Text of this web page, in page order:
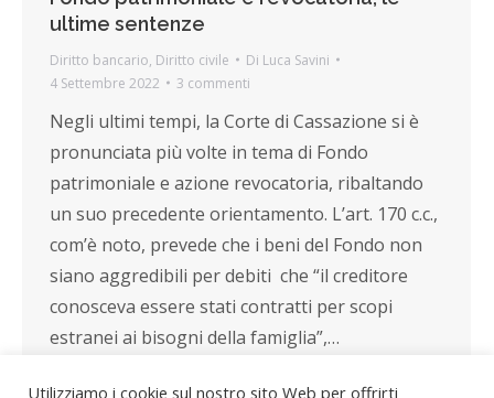
ultime sentenze
Diritto bancario, Diritto civile Di Luca Savini
4 Settembre 2022
3 commenti
Negli ultimi tempi, la Corte di Cassazione si è
pronunciata più volte in tema di Fondo
patrimoniale e azione revocatoria, ribaltando
un suo precedente orientamento. L’art. 170 c.c.,
com’è noto, prevede che i beni del Fondo non
siano aggredibili per debiti che “il creditore
conosceva essere stati contratti per scopi
estranei ai bisogni della famiglia”,…
Utilizziamo i cookie sul nostro sito Web per offrirti